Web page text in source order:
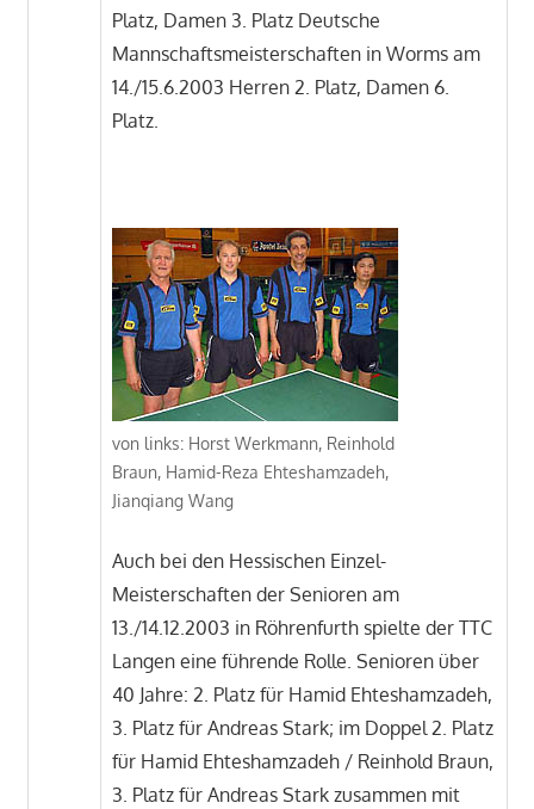
Platz, Damen 3. Platz Deutsche
Mannschaftsmeisterschaften in Worms am
14./15.6.2003 Herren 2. Platz, Damen 6.
Platz.
von links: Horst Werkmann, Reinhold
Braun, Hamid-Reza Ehteshamzadeh,
Jianqiang Wang
Auch bei den Hessischen Einzel-
Meisterschaften der Senioren am
13./14.12.2003 in Röhrenfurth spielte der TTC
Langen eine führende Rolle. Senioren über
40 Jahre: 2. Platz für Hamid Ehteshamzadeh,
3. Platz für Andreas Stark; im Doppel 2. Platz
für Hamid Ehteshamzadeh / Reinhold Braun,
3. Platz für Andreas Stark zusammen mit